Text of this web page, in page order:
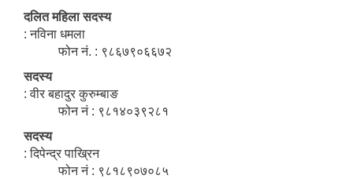
दलित महिला सदस्य
: नविना धमला
फोन नं. : ९८६७९०६६७२
सदस्य
: वीर बहादुर कुरुम्बाङ
फोन नं : ९८१४०३९२८१
सदस्य
: दिपेन्द्र पाख्रिन
फोन नं : ९८१८९०७०८५